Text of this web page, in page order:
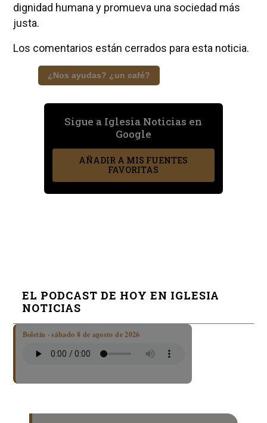
dignidad humana y promueva una sociedad más
justa.
Los comentarios están cerrados para esta noticia.
¿Nos ayudas? ¿un café?
Sigue a Iglesia Noticias en
Google
AÑADIR A MIS FUENTES
FAVORITAS
EL PODCAST DE HOY EN IGLESIA
NOTICIAS
Boletín · sábado 8 de agosto de 2026